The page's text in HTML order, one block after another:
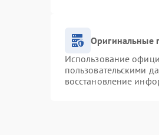
Оригинальные
Использование
пользовательскими
восстановление